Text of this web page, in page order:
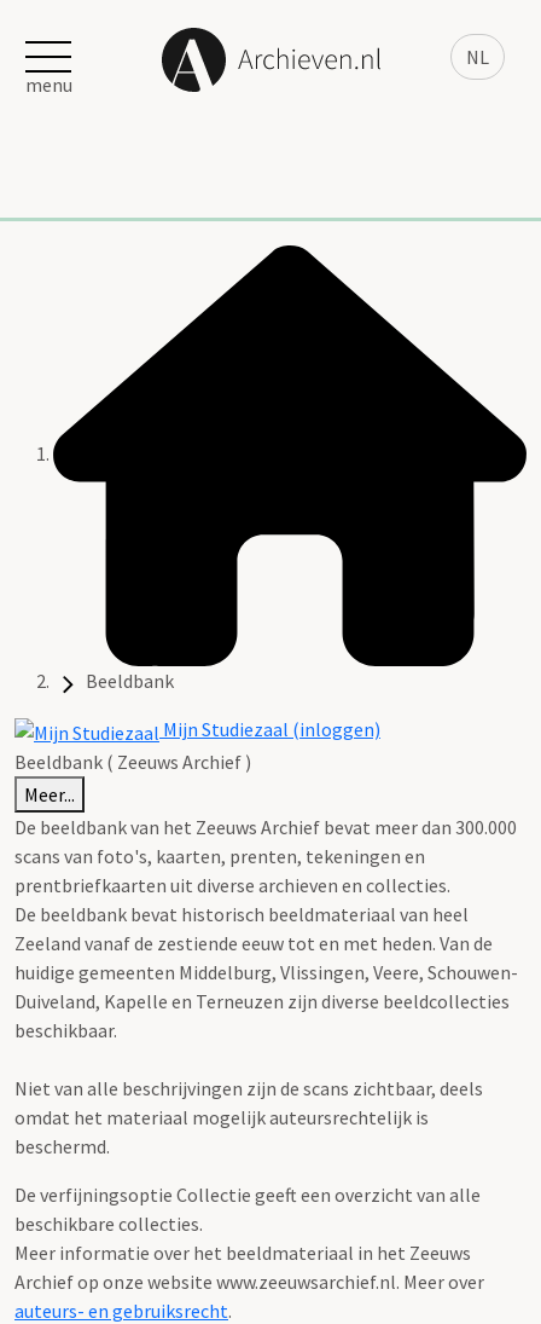
NL
menu
Beeldbank
Mijn Studiezaal (inloggen)
Beeldbank ( Zeeuws Archief )
Meer...
De beeldbank van het Zeeuws Archief bevat meer dan 300.000
scans van foto's, kaarten, prenten, tekeningen en
prentbriefkaarten uit diverse archieven en collecties.
De beeldbank bevat historisch beeldmateriaal van heel
Zeeland vanaf de zestiende eeuw tot en met heden. Van de
huidige gemeenten Middelburg, Vlissingen, Veere, Schouwen-
Duiveland, Kapelle en Terneuzen zijn diverse beeldcollecties
beschikbaar.
Niet van alle beschrijvingen zijn de scans zichtbaar, deels
omdat het materiaal mogelijk auteursrechtelijk is
beschermd.
De verfijningsoptie Collectie geeft een overzicht van alle
beschikbare collecties.
Meer informatie over het beeldmateriaal in het Zeeuws
Archief op onze website www.zeeuwsarchief.nl. Meer over
auteurs- en gebruiksrecht.